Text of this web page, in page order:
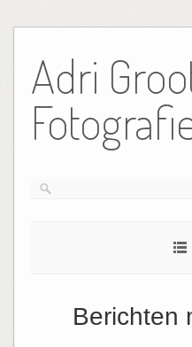
de
inhoud
Adri
Berichten